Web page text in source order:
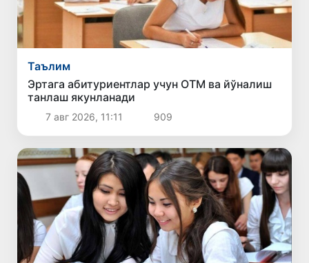
Таълим
Эртага абитуриентлар учун ОТМ ва йўналиш
танлаш якунланади
7 авг 2026, 11:11 909